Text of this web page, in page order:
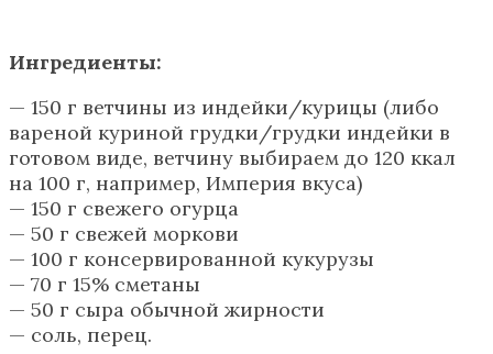
Ингредиенты:
— 150 г ветчины из индейки/курицы (либо
вареной куриной грудки/грудки индейки в
готовом виде, ветчину выбираем до 120 ккал
на 100 г, например, Империя вкуса)
— 150 г свежего огурца
— 50 г свежей моркови
— 100 г консервированной кукурузы
— 70 г 15% сметаны
— 50 г сыра обычной жирности
— соль, перец.